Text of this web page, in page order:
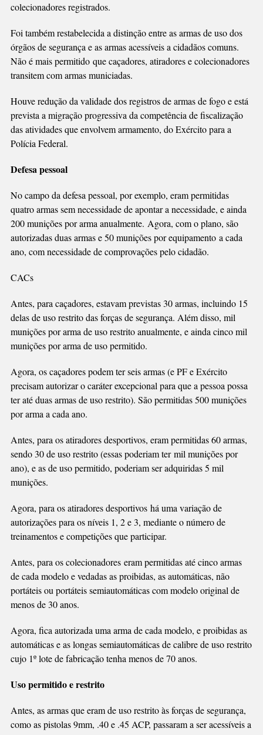
colecionadores registrados.
Foi também restabelecida a distinção entre as armas de uso dos
órgãos de segurança e as armas acessíveis a cidadãos comuns.
Não é mais permitido que caçadores, atiradores e colecionadores
transitem com armas municiadas.
Houve redução da validade dos registros de armas de fogo e está
prevista a migração progressiva da competência de fiscalização
das atividades que envolvem armamento, do Exército para a
Polícia Federal.
Defesa pessoal
No campo da defesa pessoal, por exemplo, eram permitidas
quatro armas sem necessidade de apontar a necessidade, e ainda
200 munições por arma anualmente. Agora, com o plano, são
autorizadas duas armas e 50 munições por equipamento a cada
ano, com necessidade de comprovações pelo cidadão.
CACs
Antes, para caçadores, estavam previstas 30 armas, incluindo 15
delas de uso restrito das forças de segurança. Além disso, mil
munições por arma de uso restrito anualmente, e ainda cinco mil
munições por arma de uso permitido.
Agora, os caçadores podem ter seis armas (e PF e Exército
precisam autorizar o caráter excepcional para que a pessoa possa
ter até duas armas de uso restrito). São permitidas 500 munições
por arma a cada ano.
Antes, para os atiradores desportivos, eram permitidas 60 armas,
sendo 30 de uso restrito (essas poderiam ter mil munições por
ano), e as de uso permitido, poderiam ser adquiridas 5 mil
munições.
Agora, para os atiradores desportivos há uma variação de
autorizações para os níveis 1, 2 e 3, mediante o número de
treinamentos e competições que participar.
Antes, para os colecionadores eram permitidas até cinco armas
de cada modelo e vedadas as proibidas, as automáticas, não
portáteis ou portáteis semiautomáticas com modelo original de
menos de 30 anos.
Agora, fica autorizada uma arma de cada modelo, e proibidas as
automáticas e as longas semiautomáticas de calibre de uso restrito
cujo 1º lote de fabricação tenha menos de 70 anos.
Uso permitido e restrito
Antes, as armas que eram de uso restrito às forças de segurança,
como as pistolas 9mm, .40 e .45 ACP, passaram a ser acessíveis a